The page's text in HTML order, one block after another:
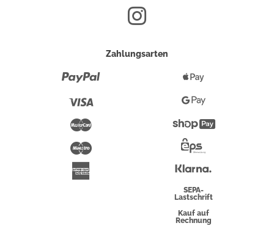
Zahlungsarten
Maestro
Pay
Google
Pay
Überweisung
SEPA-
Lastschrift
Kauf auf
Rechnung